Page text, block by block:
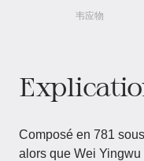
韦应物
Composé en 781
alors que Wei